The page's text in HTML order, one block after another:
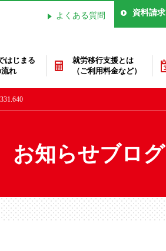
よくある質問 資料請求
はじまる
れ
就労移行支援とは
（ご利用料金など）
お知らせブログ